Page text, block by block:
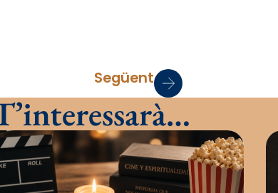
Següent